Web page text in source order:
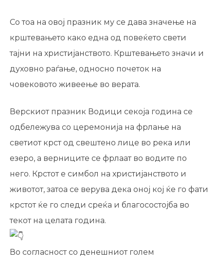
Со тоа на овој празник му се дава значење на
крштевањето како една од повеќето свети
тајни на христијанството. Крштевањето значи и
духовно раѓање, односно почеток на
човековото живеење во верата.
Верскиот празник Водици секоја година се
одбележува со церемонија на фрлање на
светиот крст од свештено лице во река или
езеро, а верниците се фрлаат во водите по
него. Крстот е симбол на христијанството и
животот, затоа се верува дека оној кој ќе го фати
крстот ќе го следи среќа и благосостојба во
текот на целата година.
Во согласност со денешниот голем